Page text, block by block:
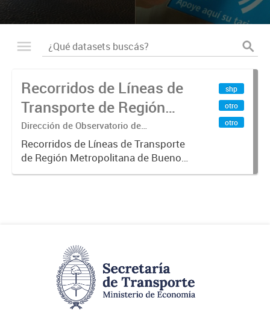
Recorridos de Líneas de
Transporte de Región
Metropolitana de
Buenos Aires (RMBA)
Dirección de Observatorio de
Transporte, Estudio y Sistemas
Recorridos de Líneas de Transporte
de Región Metropolitana de Buenos
Aires (RMBA).-
shp
otro
otro